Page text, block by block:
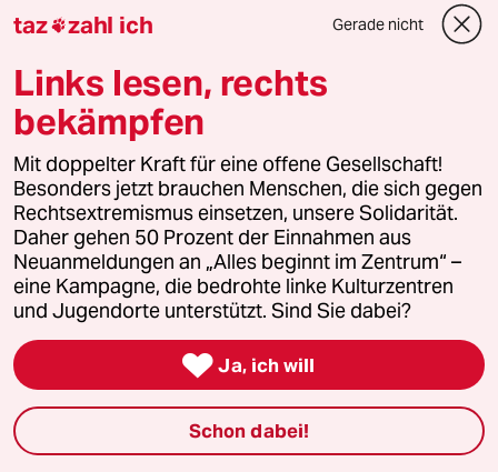
panterstiftung
panterpreis 2026
Podcast
bundestalk
fernverbindung
klima update°
Mauerecho
taz zahl ich Gerade nicht
Links lesen, rechts
bekämpfen
Mit doppelter Kraft für eine offene Gesellschaft!
Besonders jetzt brauchen Menschen, die sich gegen
Rechtsextremismus einsetzen, unsere Solidarität.
Daher gehen 50 Prozent der Einnahmen aus
Neuanmeldungen an „Alles beginnt im Zentrum“ –
eine Kampagne, die bedrohte linke Kulturzentren
und Jugendorte unterstützt. Sind Sie dabei?
 Ja, ich will
Schon dabei!